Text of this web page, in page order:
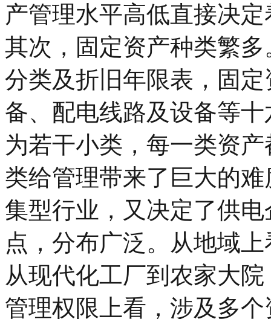
产管理水平高低直接决
其次，固定资产种类繁
分类及折旧年限表，固
备、配电线路及设备等
为若干小类，每一类资
类给管理带来了巨大的
集型行业，又决定了供
点，分布广泛。从地域
从现代化工厂到农家大
管理权限上看，涉及多